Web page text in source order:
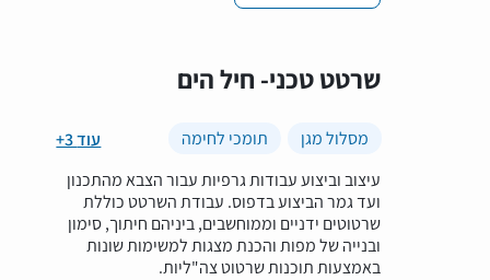
שרטט טכני- חיל הים
+3 עוד מסלול מגן
תומכי לחימה
עיצוב וביצוע עבודות גרפיות עבור הצבא מהתכנון
ועד גמר הביצוע בדפוס. עבודת השרטט כוללת
שרטוטים ידניים וממוחשבים, ביניהם חיתוך, סימון
ובנייה של מפות והכנת מצגות למשימות שונות
באמצעות תוכנות שרטוט צה"ליות.